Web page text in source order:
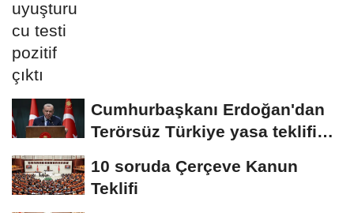
Cumhurbaşkanı Erdoğan'dan
Terörsüz Türkiye yasa teklifine
10 soruda Çerçeve Kanun
Teklifi